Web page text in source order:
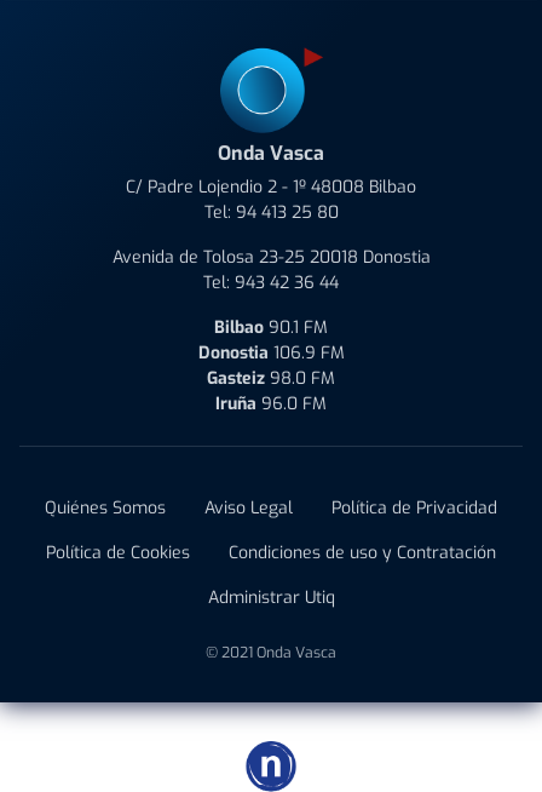
Onda Vasca
C/ Padre Lojendio 2 - 1º 48008 Bilbao
Tel: 94 413 25 80
Avenida de Tolosa 23-25 20018 Donostia
Tel: 943 42 36 44
Bilbao 90.1 FM
Donostia 106.9 FM
Gasteiz 98.0 FM
Iruña 96.0 FM
Quiénes Somos Aviso Legal
Política de Privacidad
Política de Cookies
Condiciones de uso y Contratación
Administrar Utiq
© 2021 Onda Vasca